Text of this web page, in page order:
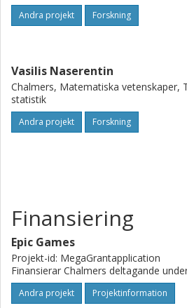
Andra projekt Forskning
Vasilis Naserentin
Chalmers, Matematiska vetenskaper,
statistik
Andra projekt Forskning
Finansiering
Epic Games
Projekt-id: MegaGrantapplication
Finansierar Chalmers deltagande
Andra projekt Projektinformation